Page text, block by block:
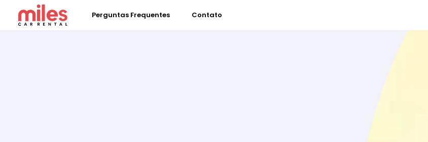
Perguntas Frequentes Contato